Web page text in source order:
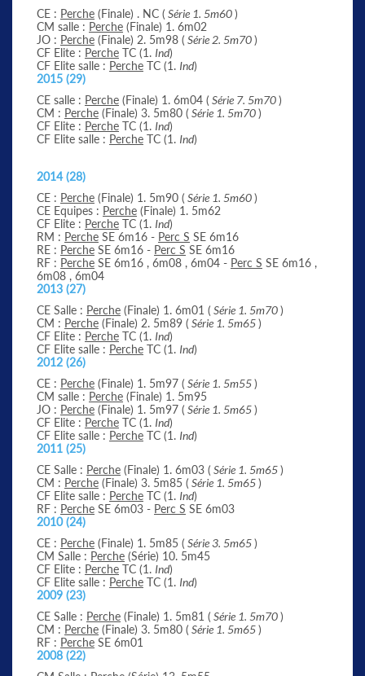
CE : Perche (Finale) . NC ( Série 1. 5m60)
CM salle : Perche (Finale) 1. 6m02
JO : Perche (Finale) 2. 5m98 ( Série 2. 5m70)
CF Elite : Perche TC (1. Ind)
CF Elite salle : Perche TC (1. Ind)
2015 (29)
CE salle : Perche (Finale) 1. 6m04 ( Série 7. 5m70)
CM : Perche (Finale) 3. 5m80 ( Série 1. 5m70)
CF Elite : Perche TC (1. Ind)
CF Elite salle : Perche TC (1. Ind)
2014 (28)
CE : Perche (Finale) 1. 5m90 ( Série 1. 5m60)
CE Equipes : Perche (Finale) 1. 5m62
CF Elite : Perche TC (1. Ind)
RM : Perche SE 6m16 - Perc S SE 6m16
RE : Perche SE 6m16 - Perc S SE 6m16
RF : Perche SE 6m16 , 6m08 , 6m04 - Perc S SE 6m16 ,
6m08 , 6m04
2013 (27)
CE Salle : Perche (Finale) 1. 6m01 ( Série 1. 5m70)
CM : Perche (Finale) 2. 5m89 ( Série 1. 5m65)
CF Elite : Perche TC (1. Ind)
CF Elite salle : Perche TC (1. Ind)
2012 (26)
CE : Perche (Finale) 1. 5m97 ( Série 1. 5m55)
CM salle : Perche (Finale) 1. 5m95
JO : Perche (Finale) 1. 5m97 ( Série 1. 5m65)
CF Elite : Perche TC (1. Ind)
CF Elite salle : Perche TC (1. Ind)
2011 (25)
CE Salle : Perche (Finale) 1. 6m03 ( Série 1. 5m65)
CM : Perche (Finale) 3. 5m85 ( Série 1. 5m65)
CF Elite salle : Perche TC (1. Ind)
RF : Perche SE 6m03 - Perc S SE 6m03
2010 (24)
CE : Perche (Finale) 1. 5m85 ( Série 3. 5m65)
CM Salle : Perche (Série) 10. 5m45
CF Elite : Perche TC (1. Ind)
CF Elite salle : Perche TC (1. Ind)
2009 (23)
CE Salle : Perche (Finale) 1. 5m81 ( Série 1. 5m70)
CM : Perche (Finale) 3. 5m80 ( Série 1. 5m65)
RF : Perche SE 6m01
2008 (22)